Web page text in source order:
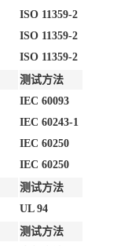
ISO 11359-2
ISO 11359-2
ISO 11359-2
测试方法
IEC 60093
IEC 60243-1
IEC 60250
IEC 60250
测试方法
UL 94
测试方法